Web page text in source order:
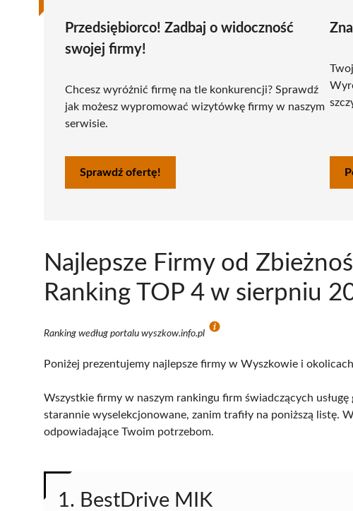
Przedsiębiorco! Zadbaj o widoczność
swojej firmy!
Chcesz wyróżnić firmę na tle konkurencji? Sprawdź
jak możesz wypromować wizytówkę firmy w naszym
serwisie.
Sprawdź ofertę!
Najlepsze Firmy od
Ranking TOP 4 w sierpniu
Ranking według portalu wyszkow.info.pl
Poniżej prezentujemy najlepsze firmy w Wyszkowie i
Wszystkie firmy w naszym rankingu firm świadczących
starannie wyselekcjonowane, zanim trafiły na poniższą listę.
odpowiadające Twoim potrzebom.
1. BestDrive MIK